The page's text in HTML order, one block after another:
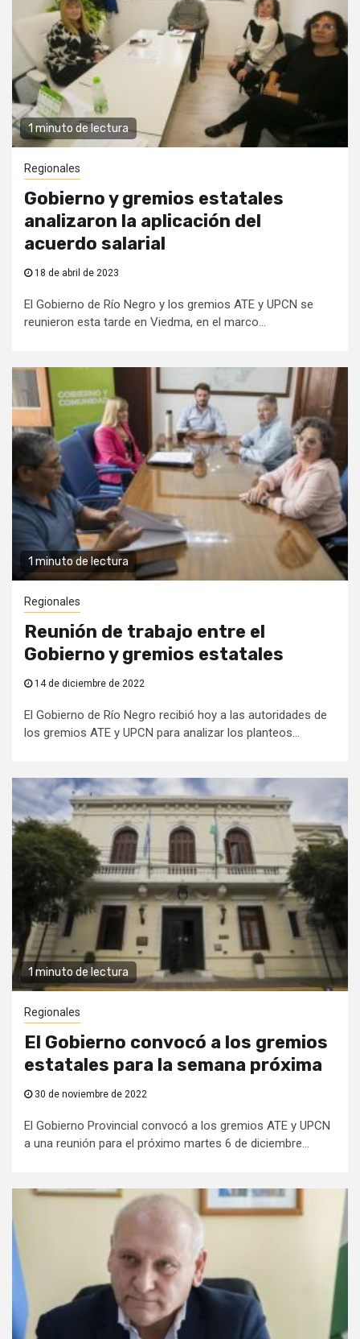
1 minuto de lectura
Regionales
Gobierno y gremios estatales
analizaron la aplicación del
acuerdo salarial
18 de abril de 2023
El Gobierno de Río Negro y los gremios ATE y UPCN se
reunieron esta tarde en Viedma, en el marco...
1 minuto de lectura
Regionales
Reunión de trabajo entre el
Gobierno y gremios estatales
14 de diciembre de 2022
El Gobierno de Río Negro recibió hoy a las autoridades de
los gremios ATE y UPCN para analizar los planteos...
1 minuto de lectura
Regionales
El Gobierno convocó a los gremios
estatales para la semana próxima
30 de noviembre de 2022
El Gobierno Provincial convocó a los gremios ATE y UPCN
a una reunión para el próximo martes 6 de diciembre...